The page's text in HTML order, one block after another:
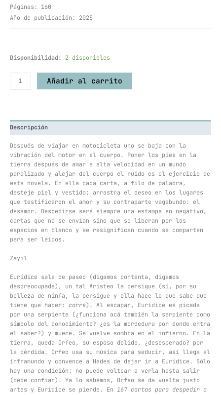
Páginas: 160
Año de publicación: 2025
Disponibilidad: 2 disponibles
Añadir al carrito
Descripción
Después de viajar en motocicleta uno se baja con la
vibración del motor en el cuerpo. Poner los pies en la
tierra después de amar a alta velocidad en un mundo
paralizado y alejar del cuerpo el ruido es el ejercicio de
esta novela. En ella cada carta, a filo de palabra,
desteje piel y vestido; arrastra el deseo en los lugares
que testificaron el amor y su contraparte vagabundo: el
desamor. Despedirse será siempre una estampa en negativo,
cartas que no se envían sino que se liberan por los
espacios en blanco y se resignifican cuando se comparten
para ser leídos.
Zayil
Eurídice sale de paseo (digamos contenta, digamos
despreocupada), un tal Aristeo la persigue (sí, por su
belleza de ninfa, la persigue y ella hace lo que sabe que
tiene que hacer: corre). Al escapar, Eurídice es picada
por una serpiente (¿funciona acá también la serpiente como
símbolo del conocimiento? ¿es la mordedura por donde entra
el saber?) y muere. Se vuelve sombra en el infierno. En la
tierra, queda Orfeo, su esposo dolido, ¿desesperado? por
la pérdida. Orfeo usa su música para seducir, así llega al
inframundo y convence a Hades de dejar ir a Eurídice. Sólo
hay una condición: no puede voltear a verla hasta salir
(debe confiar). Ya lo sabemos, Orfeo se da vuelta justo
antes y Eurídice se pierde. En 167 cartas para despedir a